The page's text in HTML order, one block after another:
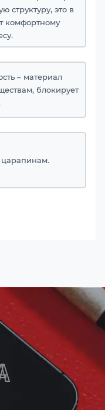
структуру, это в
комфортному
– материал
блокирует